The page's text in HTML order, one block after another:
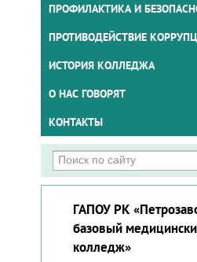
ПРОФИЛАКТИКА И
ПРОТИВОДЕЙСТВИЕ
ИСТОРИЯ КОЛЛЕДЖА
О НАС ГОВОРЯТ
КОНТАКТЫ
ГАПОУ РК
базовый
колледж»